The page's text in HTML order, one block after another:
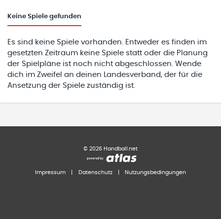
Keine Spiele gefunden
Es sind keine Spiele vorhanden. Entweder es finden im
gesetzten Zeitraum keine Spiele statt oder die Planung
der Spielpläne ist noch nicht abgeschlossen. Wende
dich im Zweifel an deinen Landesverband, der für die
Ansetzung der Spiele zuständig ist.
© 2026 Handball.net
Impressum Datenschutz Nutzungsbedingungen